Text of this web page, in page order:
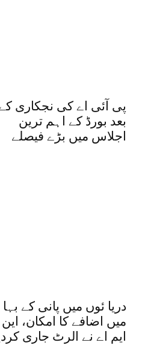
پی آئی اے کی نجکاری
بعد بورڈ کے اہم ترین
اجلاس میں بڑے فیصلے
دریا ئوں میں پانی کے بہا
میں اضافے کا امکان،
ایم اے نے الرٹ جاری